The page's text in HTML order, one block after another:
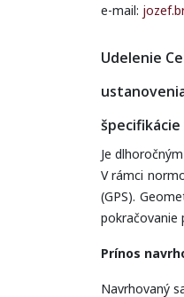
e-mail:
Udelenie
Je
V rámci
(GPS).
pokračovanie
Prínos
Navrhovaný